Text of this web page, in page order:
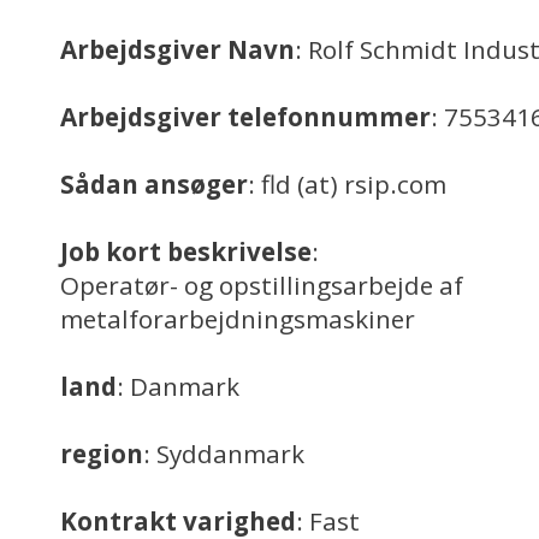
Arbejdsgiver Navn: Rolf Schmidt
Arbejdsgiver telefonnummer:
Sådan ansøger: fld (at) rsip.com
Job kort beskrivelse:
Operatør- og opstillingsarbejde af
metalforarbejdningsmaskiner
land: Danmark
region: Syddanmark
Kontrakt varighed: Fast